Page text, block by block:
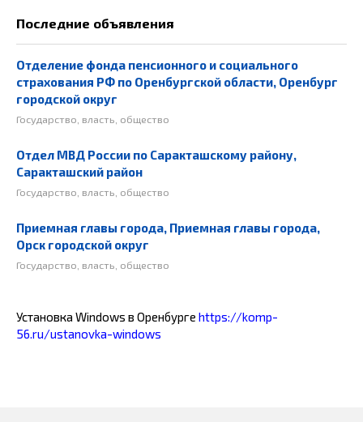
Последние объявления
Отделение фонда пенсионного и социального
страхования РФ по Оренбургской области, Оренбург
городской округ
Государство, власть, общество
Отдел МВД России по Саракташскому району,
Саракташский район
Государство, власть, общество
Приемная главы города, Приемная главы города,
Орск городской округ
Государство, власть, общество
Установка Windows в Оренбурге https://komp-
56.ru/ustanovka-windows